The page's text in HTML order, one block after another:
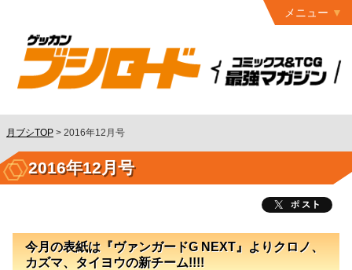
メニュー
最終号
お問い合わせ
月ブシTOP > 2016年12月号
2016年12月号
今月の表紙は『ヴァンガードG NEXT』よりクロノ、
カズマ、タイヨウの新チーム!!!!